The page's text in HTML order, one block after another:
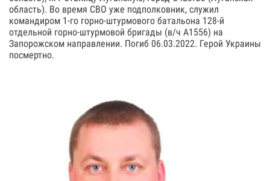
область). Во время СВО уже подполковник, служил
командиром 1-го горно-штурмового батальона 128-й
отдельной горно-штурмовой бригады (в/ч А1556) на
Запорожском направлении. Погиб 06.03.2022. Герой Украины
посмертно.